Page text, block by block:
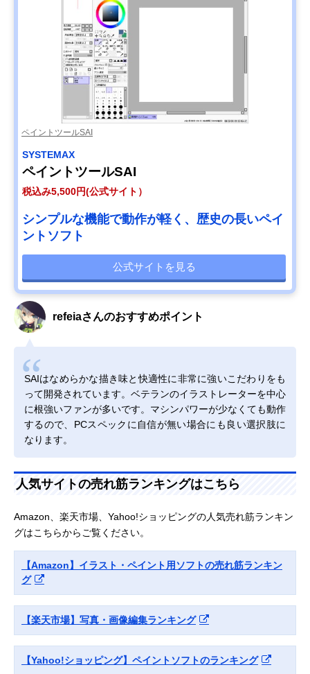
ペイントツールSAI
SYSTEMAX
ペイントツールSAI
税込み5,500円(公式サイト）
シンプルな機能で動作が軽く、歴史の長いペイ
ントソフト
公式サイトを見る
refeiaさんのおすすめポイント
SAIはなめらかな描き味と快適性に非常に強いこだわりをも
って開発されています。ベテランのイラストレーターを中心
に根強いファンが多いです。マシンパワーが少なくても動作
するので、PCスペックに自信が無い場合にも良い選択肢に
なります。
人気サイトの売れ筋ランキングはこちら
Amazon、楽天市場、Yahoo!ショッピングの人気売れ筋ランキン
グはこちらからご覧ください。
【Amazon】イラスト・ペイント用ソフトの売れ筋ランキン
グ
【楽天市場】写真・画像編集ランキング
【Yahoo!ショッピング】ペイントソフトのランキング